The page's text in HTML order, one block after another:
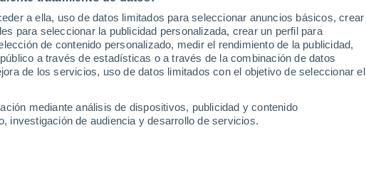
a ella, uso de datos limitados para seleccionar anuncios básicos, crear
para seleccionar la publicidad personalizada, crear un perfil para
de contenido personalizado, medir el rendimiento de la publicidad,
a través de estadísticas o a través de la combinación de datos
de los servicios, uso de datos limitados con el objetivo de seleccionar el
mediante análisis de dispositivos, publicidad y contenido
investigación de audiencia y desarrollo de servicios.